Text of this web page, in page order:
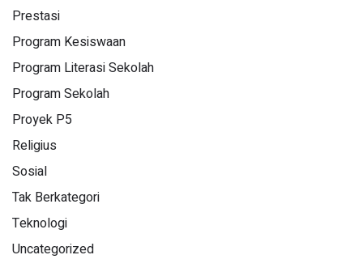
Prestasi
Program Kesiswaan
Program Literasi Sekolah
Program Sekolah
Proyek P5
Religius
Sosial
Tak Berkategori
Teknologi
Uncategorized